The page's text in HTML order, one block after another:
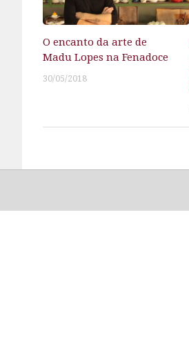
O encanto da arte de
Madu Lopes na Fenadoce
30/05/2018